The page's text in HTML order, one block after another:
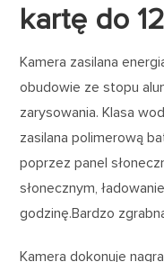
kartę do
Kamera zasilana
obudowie ze stopu
zarysowania. Klasa
zasilana polimerową
poprzez panel
słonecznym,
godzinę.Bardzo
Kamera dokonuje